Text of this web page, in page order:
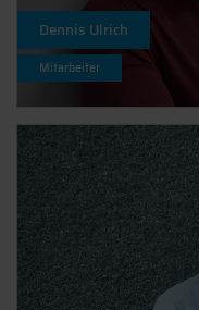
Dennis Ulrich
Mitarbeiter